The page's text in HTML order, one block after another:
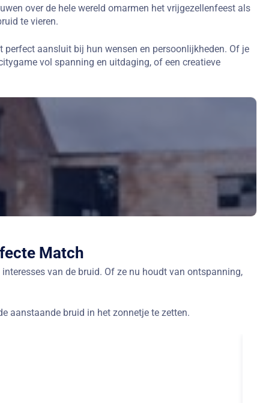
over de hele wereld omarmen het vrijgezellenfeest als
te vieren.
aansluit bij hun wensen en persoonlijkheden. Of je
vol spanning en uitdaging, of een creatieve
Match
van de bruid. Of ze nu houdt van ontspanning,
aanstaande bruid in het zonnetje te zetten.